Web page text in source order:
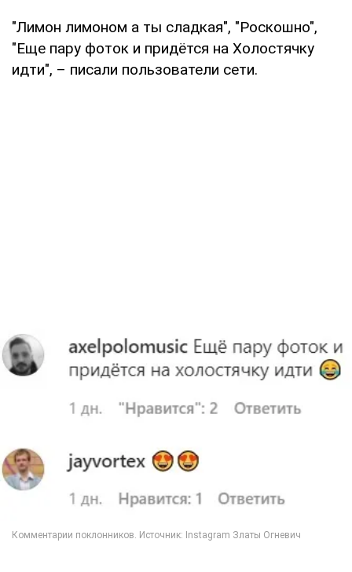
"Лимон лимоном а ты сладкая", "Роскошно",
"Еще пару фоток и придётся на Холостячку
идти", – писали пользователи сети.